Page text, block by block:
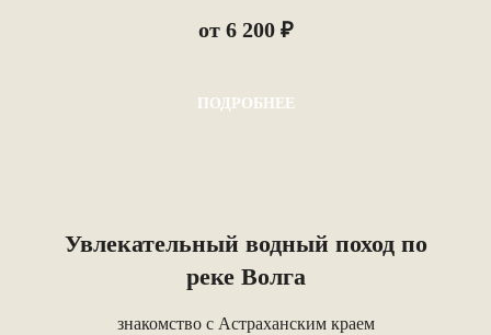
от 6 200 ₽
ПОДРОБНЕЕ
Увлекательный водный поход по
реке Волга
знакомство с Астраханским краем